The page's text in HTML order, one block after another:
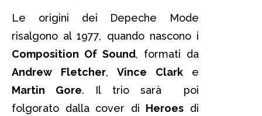
Le origini dei Depeche Mode
risalgono al 1977, quando nascono i
Composition Of Sound, formati da
Andrew Fletcher, Vince Clarke
Martin Gore. Il trio sarà poi
folgorato dalla cover di Heroes di